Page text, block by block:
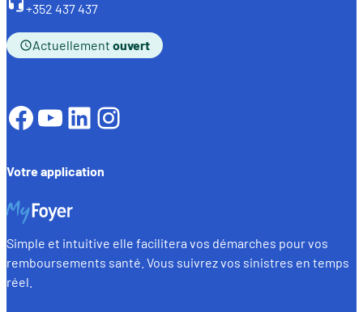
+352 437 437
Actuellement ouvert
Facebook
YouTube
LinkedIn
Instagram
Votre application
Simple et intuitive elle facilitera vos démarches pour vos
remboursements santé. Vous suivrez vos sinistres en temps
réel.